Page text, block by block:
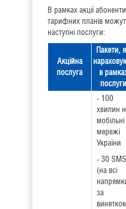
В рамках акції
тарифних планів
наступні послуги:
Акційна
послуга
Пакети,
в
послуги
- 100
хвилин
мобільні
мережі
України
- 30 SMS
(на всі
за